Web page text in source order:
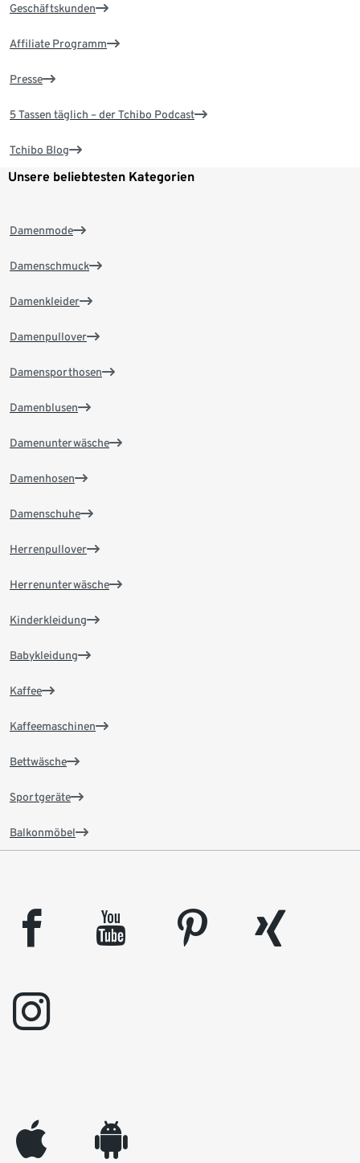
Geschäftskunden
Affiliate Programm
Presse
5 Tassen täglich – der Tchibo Podcast
Tchibo Blog
Unsere beliebtesten Kategorien
Damenmode
Damenschmuck
Damenkleider
Damenpullover
Damensporthosen
Damenblusen
Damenunterwäsche
Damenhosen
Damenschuhe
Herrenpullover
Herrenunterwäsche
Kinderkleidung
Babykleidung
Kaffee
Kaffeemaschinen
Bettwäsche
Sportgeräte
Balkonmöbel
facebook youtube pinterest
xing
instagram
appleinc android